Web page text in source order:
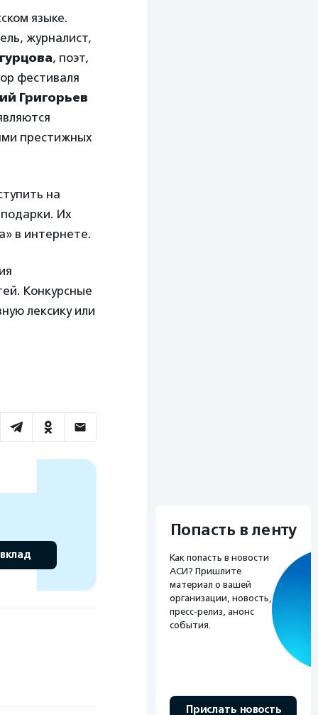
языке.
журналист,
, поэт,
фестиваля
Григорьев
престижных
на
Их
в интернете.
Конкурсные
лексику или
Попасть в ленту
Как попасть в новости
АСИ? Пришлите
материал о вашей
организации, новость,
пресс-релиз, анонс
события.
Прислать новость